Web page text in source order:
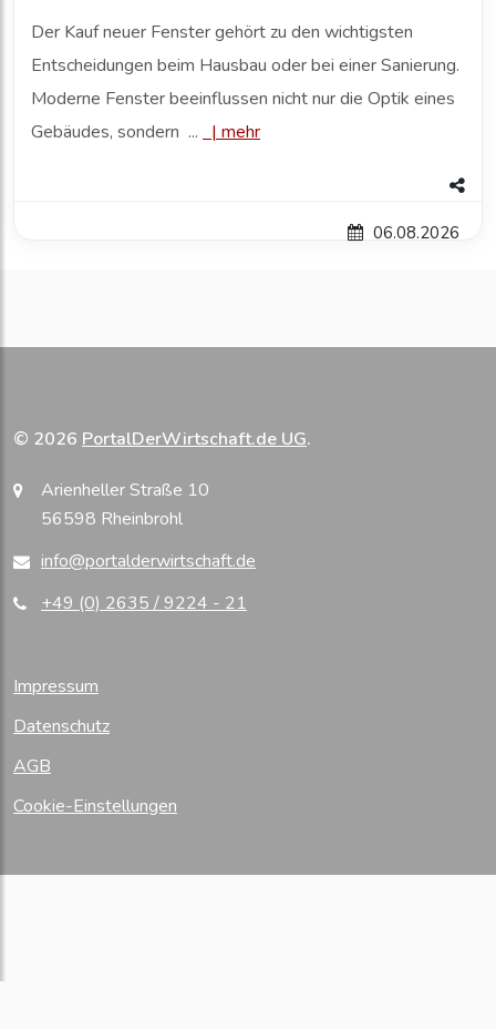
Der Kauf neuer Fenster gehört zu den wichtigsten
Entscheidungen beim Hausbau oder bei einer Sanierung.
Moderne Fenster beeinflussen nicht nur die Optik eines
Gebäudes, sondern ...
| mehr
06.08.2026
© 2026 PortalDerWirtschaft.de UG.
Arienheller Straße 10
56598 Rheinbrohl
info@portalderwirtschaft.de
+49 (0) 2635 / 9224 - 21
Impressum
Datenschutz
AGB
Cookie-Einstellungen